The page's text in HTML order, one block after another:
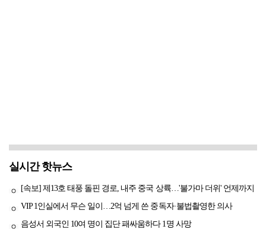
실시간 핫뉴스
[속보] 제13호 태풍 돌핀 경로, 내주 중국 상륙…'불가마 더위' 언제까지
VIP 1인실에서 무슨 일이…2억 넘게 쓴 중독자·불법촬영한 의사
음성서 외국인 10여 명이 집단 패싸움하다 1명 사망